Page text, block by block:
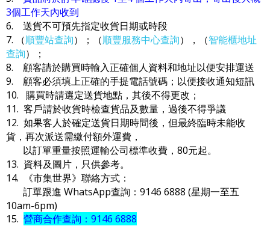
3個工作天內收到
6. 送貨不可預先指定收貨日期或時段
7. （順豐站查詢）；（順豐服務中心查詢），（智能櫃地址
查詢）；
8. 顧客請於購買時輸入正確個人資料和地址以便安排運送
9. 顧客必須填上正確的手提電話號碼；以便接收通知短訊
10. 購買時請選定送貨地點，其後不得更改；
11. 客戶請於收貨時檢查貨品及數量，過後不得爭議
12. 如果客人於確定送貨日期時間後，但最終臨時未能收
貨，再次派送需繳付額外運費，
以訂單重量按照運輸公司標準收費，80元起。
13. 資料及圖片，只供參考。
14. 《市集世界》聯絡方式：
訂單跟進 WhatsApp查詢：9146 6888 (星期一至五
10am-6pm)
15. 營商合作查詢：9146 6888